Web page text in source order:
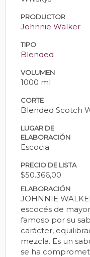
PRODUCTOR
Johnnie Walker
TIPO
Blended
VOLUMEN
1000 ml
CORTE
Blended Scotch
LUGAR DE
ELABORACIÓN
Escocia
PRECIO DE LISTA
$50.366,00
ELABORACIÓN
JOHNNIE
escocés de
famoso por su
carácter,
mezcla. Es un
se ha